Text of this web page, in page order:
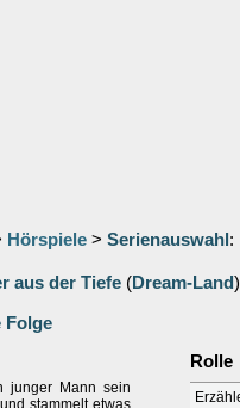
Hörspiele > Serienauswahl :
aus der Tiefe (Dream-Land)
Folge
junger Mann sein
stammelt etwas
Rolle